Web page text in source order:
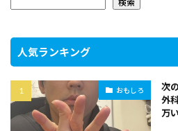
検索
人気ランキング
おもしろ
次
外
万